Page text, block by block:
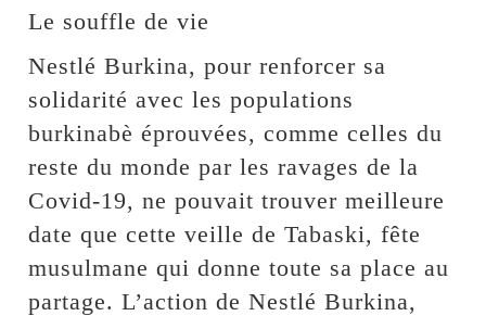
Le souffle de vie
Nestlé Burkina, pour renforcer sa
solidarité avec les populations
burkinabè éprouvées, comme celles du
reste du monde par les ravages de la
Covid-19, ne pouvait trouver meilleure
date que cette veille de Tabaski, fête
musulmane qui donne toute sa place au
partage. L’action de Nestlé Burkina,